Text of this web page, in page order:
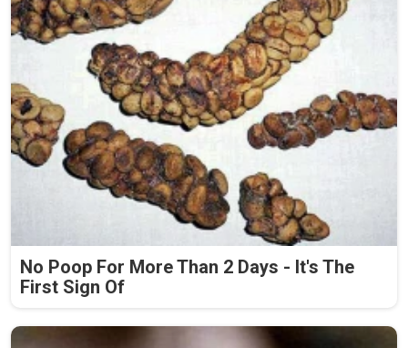
No Poop For More Than 2 Days - It's The
First Sign Of